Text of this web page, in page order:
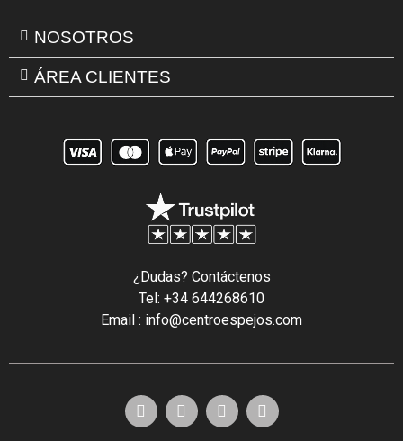
NOSOTROS
ÁREA CLIENTES
¿Dudas? Contáctenos
Tel: +34 644268610
Email : info@centroespejos.com